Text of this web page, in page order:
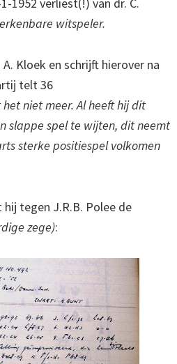
witspeler.
Kloek en schrijft hierover na
telt 36
niet meer. Al heeft hij dit
slappe spel te wijten, dit neemt
sterke positiespel volkomen
tegen J.R.B. Polee de
zege):